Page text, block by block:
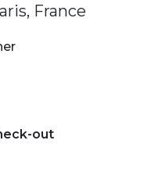
France
out